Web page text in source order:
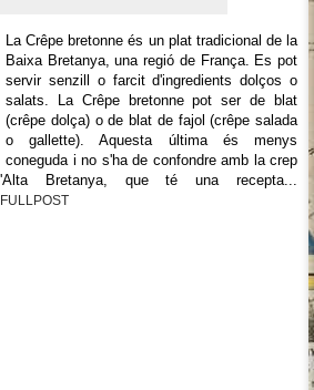
La Crêpe bretonne és un plat tradicional de la
Baixa Bretanya, una regió de França. Es pot
servir senzill o farcit d'ingredients dolços o
salats. La Crêpe bretonne pot ser de blat
(crêpe dolça) o de blat de fajol (crêpe salada
o gallette). Aquesta última és menys
coneguda i no s'ha de confondre amb la crep
Bretanya, que té una recepta...